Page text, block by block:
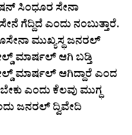
ಸಿಂಧೂರ ಸೇನಾ
ಗೆದ್ದಿದೆ ಎಂದು ನಂಬುತ್ತಾರೆ.
ಮುಖ್ಯಸ್ಥ ಜನರಲ್‌
ಮಾರ್ಷಲ್‌ ಆಗಿ ಬಡ್ತಿ
ಮಾರ್ಷಲ್‌ ಆಗಿದ್ದಾರೆ ಎಂದ
ಎಂದು ಕೆಲವು ಮುಗ್ಧ
ಜನರಲ್‌ ದ್ವಿವೇದಿ